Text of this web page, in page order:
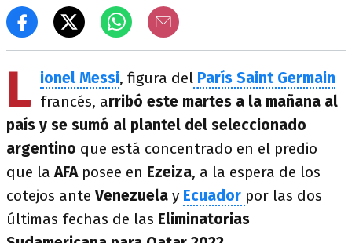
L ionel Messi, figura del París Saint Germain
francés, arribó este martes a la mañana al
país y se sumó al plantel del seleccionado
argentino que está concentrado en el predio
que laAFA posee en Ezeiza, a la espera de los
cotejos anteVenezuela y Ecuador por las dos
últimas fechas de las Eliminatorias